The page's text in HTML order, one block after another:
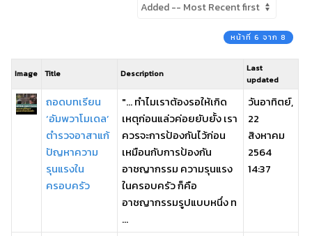
หน้าที่ 6 จาก 8
Image Title Description
Last
updated
ถอดบทเรียน
‘อัมพวาโมเดล’
ตำรวจอาสาแก้
ปัญหาความ
รุนแรงใน
ครอบครัว
"… ทำไมเราต้องรอให้เกิด
เหตุก่อนแล่วค่อยยับยั้ง เรา
ควรจะการป้องกันไว้ก่อน
เหมือนกับการป้องกัน
อาชญากรรม ความรุนแรง
ในครอบครัว ก็คือ
อาชญากรรมรูปแบบหนึ่ง ท
...
วันอาทิตย์,
22
สิงหาคม
2564
14:37